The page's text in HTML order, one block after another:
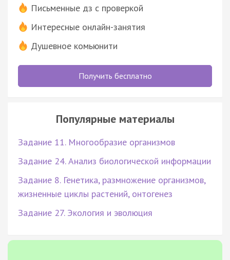
Письменные дз с проверкой
Интересные онлайн-занятия
Душевное комьюнити
Получить бесплатно
Популярные материалы
Задание 11. Многообразие организмов
Задание 24. Анализ биологической информации
Задание 8. Генетика, размножение организмов,
жизненные циклы растений, онтогенез
Задание 27. Экология и эволюция